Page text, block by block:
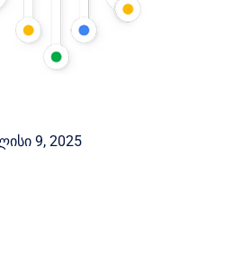
9, 2025